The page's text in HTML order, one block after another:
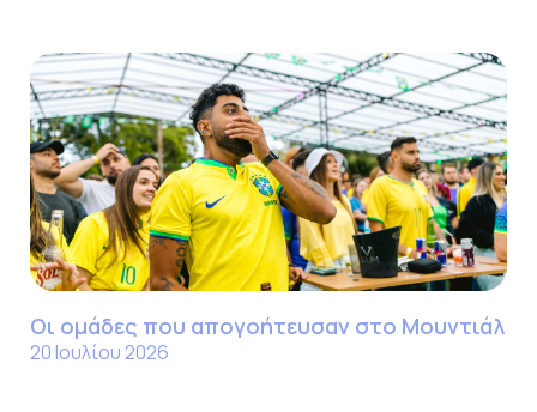
Οι ομάδες που απογοήτευσαν στο Μουντιάλ
20 Ιουλίου 2026